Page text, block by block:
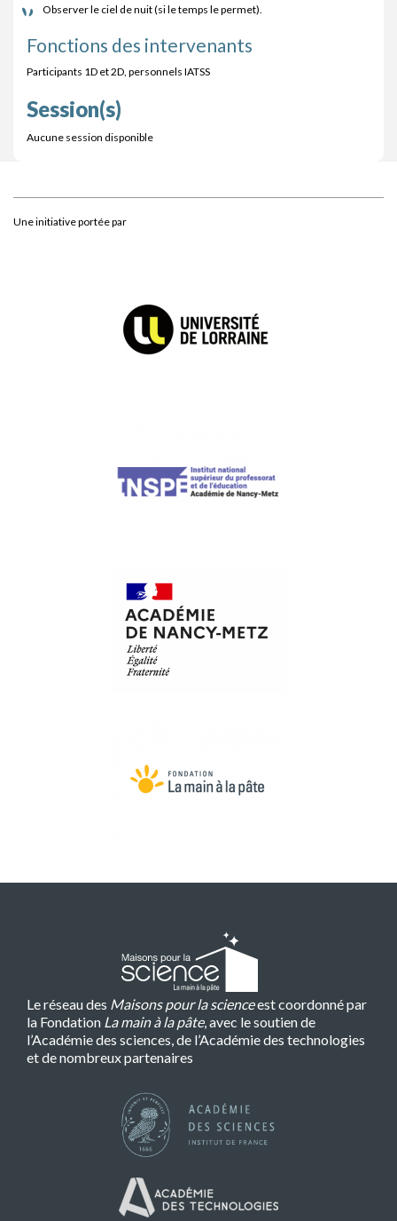
Observer le ciel de nuit (si le temps le permet).
Fonctions des intervenants
Participants 1D et 2D, personnels IATSS
Session(s)
Aucune session disponible
Une initiative portée par
Le réseau des Maisons pour la scienceest coordonné par
la Fondation La main à la pâte, avec le soutien de
l’Académie des sciences, de l’Académie des technologies
et de nombreux partenaires